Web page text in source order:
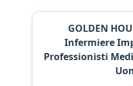
GOLDEN
Infermiere
Professionisti